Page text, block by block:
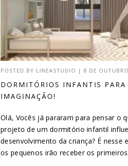
POSTED BY LINEASTUDIO |8 DE
DORMITÓRIOS INFANTIS PARA
IMAGINAÇÃO!
Olá, Vocês já pararam para pensar o
projeto de um dormitório infantil
desenvolvimento da criança? É nesse
os pequenos irão receber os